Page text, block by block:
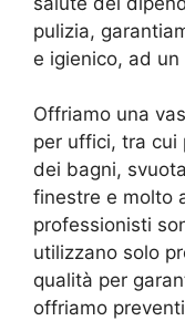
pulizia,
e igienico, ad
Offriamo una
per uffici, tra cui
dei bagni,
finestre e molto
professionisti
utilizzano solo
qualità per
offriamo